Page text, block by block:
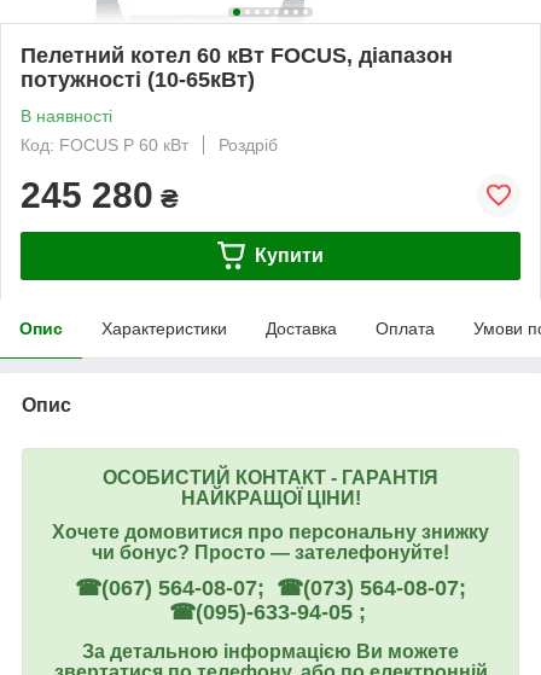
Пелетний котел 60 кВт FOCUS, діапазон
потужності (10-65кВт)
В наявності
Код: FOCUS P 60 кВт
Роздріб
245 280 ₴
Купити
Опис Характеристики Доставка Оплата Умови
Опис
ОСОБИСТИЙ КОНТАКТ - ГАРАНТІЯ
НАЙКРАЩОЇ ЦІНИ!
Хочете домовитися про персональну знижку
чи бонус? Просто ― зателефонуйте!
☎(067) 564-08-07; ☎(073) 564-08-07;
☎(095)-633-94-05 ;
За детальною інформацією Ви можете